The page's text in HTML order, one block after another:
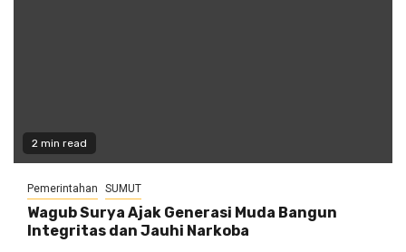
2 min read
Pemerintahan SUMUT
Wagub Surya Ajak Generasi Muda Bangun
Integritas dan Jauhi Narkoba